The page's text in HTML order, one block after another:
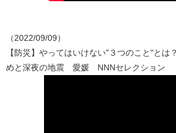
（2022/09/09）
【防災】やってはいけない"３つのこと"とは
めと深夜の地震 愛媛 NNNセレクション